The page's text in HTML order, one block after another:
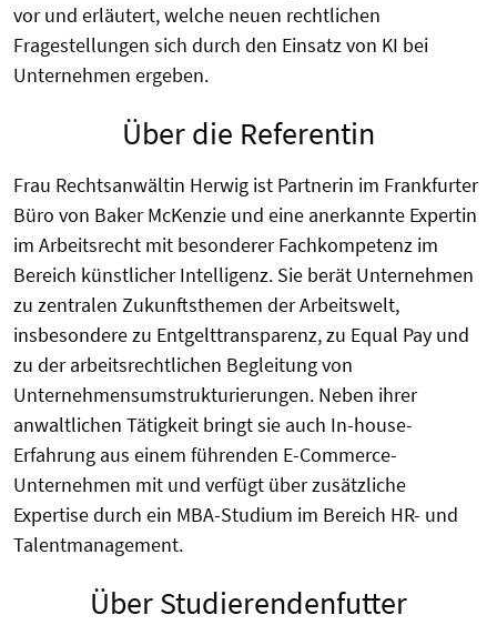
vor und erläutert, welche neuen rechtlichen
Fragestellungen sich durch den Einsatz von KI bei
Unternehmen ergeben.
Über die Referentin
Frau Rechtsanwältin Herwig ist Partnerin im Frankfurter
Büro von Baker McKenzie und eine anerkannte Expertin
im Arbeitsrecht mit besonderer Fachkompetenz im
Bereich künstlicher Intelligenz. Sie berät Unternehmen
zu zentralen Zukunftsthemen der Arbeitswelt,
insbesondere zu Entgelttransparenz, zu Equal Pay und
zu der arbeitsrechtlichen Begleitung von
Unternehmensumstrukturierungen. Neben ihrer
anwaltlichen Tätigkeit bringt sie auch In-house-
Erfahrung aus einem führenden E-Commerce-
Unternehmen mit und verfügt über zusätzliche
Expertise durch ein MBA-Studium im Bereich HR- und
Talentmanagement.
Über Studierendenfutter